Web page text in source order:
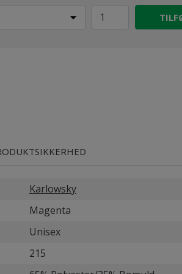
Karlowsky
Magenta
Unisex
215